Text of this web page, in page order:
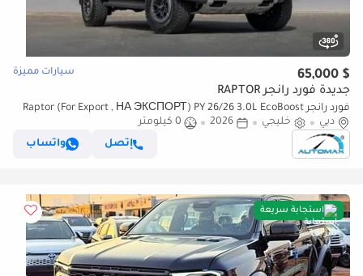
$ 65,000 سيارات مميزة
جديدة فورد رانجر RAPTOR
فورد رانجر Raptor (For Export , НА ЭКСПОРТ) PY 26/26 3.0L EcoBoost
V6 GCC Без пробега
دبي خليجي 2026
0 كيلومتر
إتصل
واتساب
استجابة سريعة